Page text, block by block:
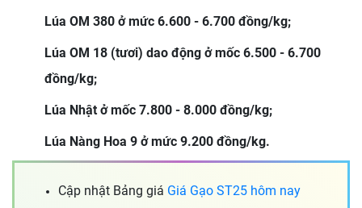
Lúa OM 380 ở mức 6.600 - 6.700 đồng/kg;
Lúa OM 18 (tươi) dao động ở mốc 6.500 - 6.700
đồng/kg;
Lúa Nhật ở mốc 7.800 - 8.000 đồng/kg;
Lúa Nàng Hoa 9 ở mức 9.200 đồng/kg.
Cập nhật Bảng giá Giá Gạo ST25 hôm nay